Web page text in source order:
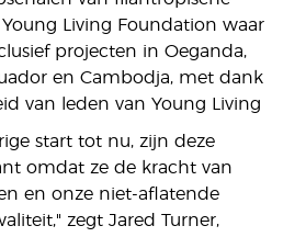
Living Foundation waar
projecten in Oeganda,
en Cambodja, met dank
van leden van Young Living
start tot nu, zijn deze
omdat ze de kracht van
en onze niet-aflatende
zegt Jared Turner,